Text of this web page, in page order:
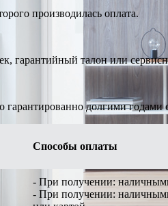
производилась оплата.
гарантийный талон или
долгими годами
Способы оплаты
- При получении:
- При получении: